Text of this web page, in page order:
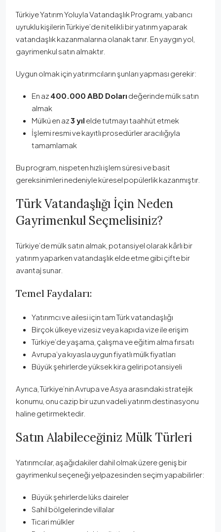
Türkiye Yatırım Yoluyla Vatandaşlık Programı, yabancı
uyruklu kişilerin Türkiye’de nitelikli bir yatırım yaparak
vatandaşlık kazanmalarına olanak tanır. En yaygın yol,
gayrimenkul satın almaktır.
Uygun olmak için yatırımcıların şunları yapması gerekir:
En az 400.000 ABD Doları değerinde mülk satın
almak
Mülkü en az3 yıl elde tutmayı taahhüt etmek
İşlemi resmi ve kayıtlı prosedürler aracılığıyla
tamamlamak
Bu program, nispeten hızlı işlem süresi ve basit
gereksinimleri nedeniyle küresel popülerlik kazanmıştır.
Türk Vatandaşlığı İçin Neden
Gayrimenkul Seçmelisiniz?
Türkiye’de mülk satın almak, potansiyel olarak kârlı bir
yatırım yaparken vatandaşlık elde etme gibi çifte bir
avantaj sunar.
Temel Faydaları:
Yatırımcı ve ailesi için tam Türk vatandaşlığı
Birçok ülkeye vizesiz veya kapıda vize ile erişim
Türkiye’de yaşama, çalışma ve eğitim alma fırsatı
Avrupa’ya kıyasla uygun fiyatlı mülk fiyatları
Büyük şehirlerde yüksek kira geliri potansiyeli
Ayrıca, Türkiye’nin Avrupa ve Asya arasındaki stratejik
konumu, onu cazip bir uzun vadeli yatırım destinasyonu
haline getirmektedir.
Satın Alabileceğiniz Mülk Türleri
Yatırımcılar, aşağıdakiler dahil olmak üzere geniş bir
gayrimenkul seçeneği yelpazesinden seçim yapabilirler:
Büyük şehirlerde lüks daireler
Sahil bölgelerinde villalar
Ticari mülkler